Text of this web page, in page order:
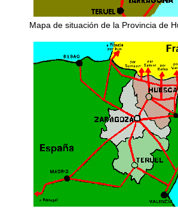
Mapa de situación de la Provincia de